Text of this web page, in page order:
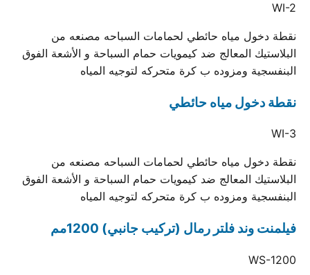
WI-2
نقطة دخول مياه حائطي لحمامات السباحه مصنعه من
البلاستيك المعالج ضد كيمويات حمام السباحة و الأشعة الفوق
البنفسجية ومزوده ب كرة متحركه لتوجيه المياه
نقطة دخول مياه حائطي
WI-3
نقطة دخول مياه حائطي لحمامات السباحه مصنعه من
البلاستيك المعالج ضد كيمويات حمام السباحة و الأشعة الفوق
البنفسجية ومزوده ب كرة متحركه لتوجيه المياه
فيلمنت وند فلتر رمال (تركيب جانبي) 1200مم
WS-1200